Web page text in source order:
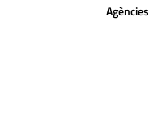
Agències